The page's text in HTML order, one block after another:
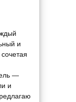
и
—
и